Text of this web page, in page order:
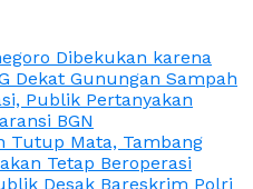
Dibekukan karena
Dekat Gunungan Sampah
Publik Pertanyakan
BGN
Tutup Mata, Tambang
Tetap Beroperasi
Desak Bareskrim Polri